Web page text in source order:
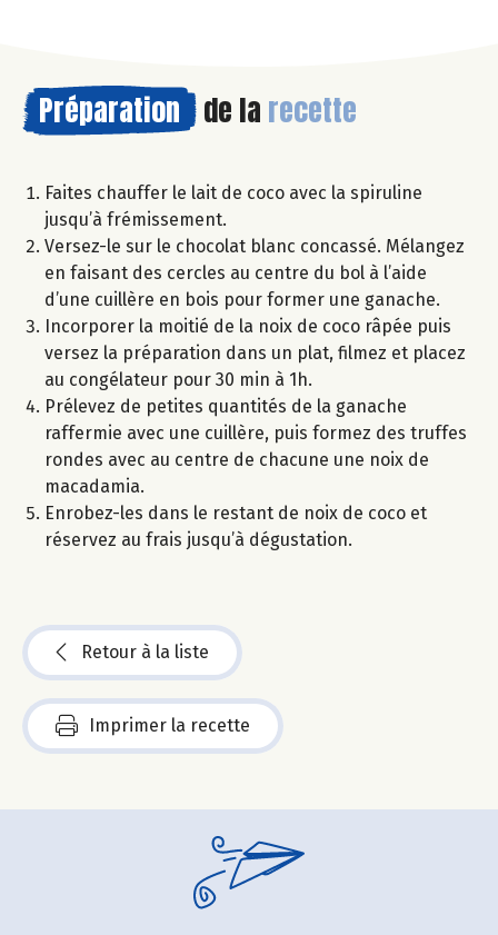
Préparation de la recette
Faites chauffer le lait de coco avec la spiruline
jusqu’à frémissement.
Versez-le sur le chocolat blanc concassé. Mélangez
en faisant des cercles au centre du bol à l’aide
d’une cuillère en bois pour former une ganache.
Incorporer la moitié de la noix de coco râpée puis
versez la préparation dans un plat, filmez et placez
au congélateur pour 30 min à 1h.
Prélevez de petites quantités de la ganache
raffermie avec une cuillère, puis formez des truffes
rondes avec au centre de chacune une noix de
macadamia.
Enrobez-les dans le restant de noix de coco et
réservez au frais jusqu’à dégustation.
Retour à la liste
Imprimer la recette